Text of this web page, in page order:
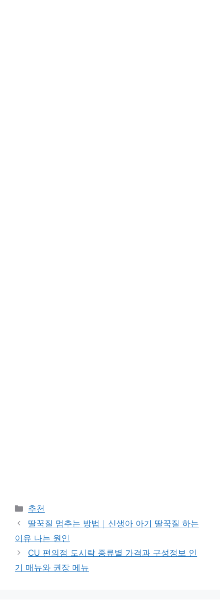
Categories
추천
딸꾹질 멈추는 방법｜신생아 아기 딸꾹질 하는
이유 나는 원인
CU 편의점 도시락 종류별 가격과 구성정보 인
기 매뉴와 권장 메뉴